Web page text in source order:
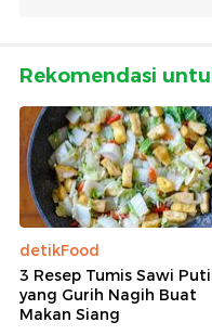
Rekomendasi
detikFood
3 Resep Tumis Sawi
yang Gurih Nagih Buat
Makan Siang